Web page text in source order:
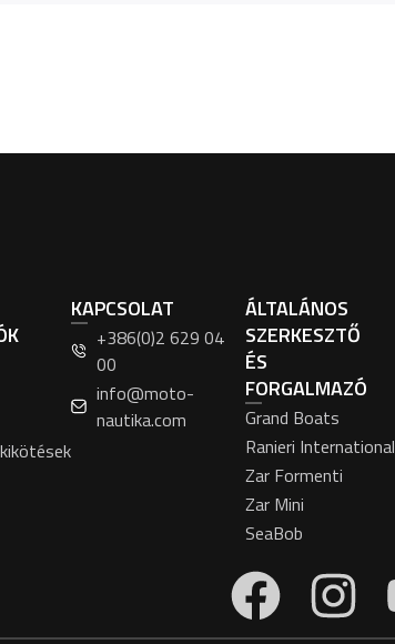
KAPCSOLAT
+386(0)2 629 04
00
info@moto-
nautika.com
ÁLTALÁNOS
SZERKESZTŐ
ÉS
FORGALMAZÓ
Grand Boats
Ranieri International
Zar Formenti
Zar Mini
SeaBob